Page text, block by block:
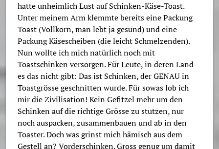
hatte unheimlich Lust auf Schinken-Käse-Toast.
Unter meinem Arm klemmte bereits eine Packung
Toast (Vollkorn, man lebt ja gesund) und eine
Packung Käsescheiben (die leicht Schmelzenden).
Nun wollte ich mich natürlich noch mit
Toastschinken versorgen. Für Leute, in deren Land
es das nicht gibt: Das ist Schinken, der GENAU in
Toastgrösse geschnitten wurde. Für sowas lob ich
mir die Zivilisation! Kein Gefitzel mehr um den
Schinken auf die richtige Grösse zu stutzen, nur
noch auspacken, zusammenbauen und ab in den
Toaster. Doch was grinst mich hämisch aus dem
Gestell an? Vorderschinken. Gross genug um damit